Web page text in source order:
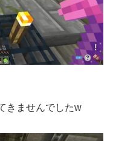
きませんでしたw